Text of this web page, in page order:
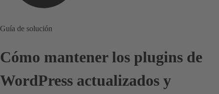
Guía de solución
Cómo mantener los plugins de
WordPress actualizados y